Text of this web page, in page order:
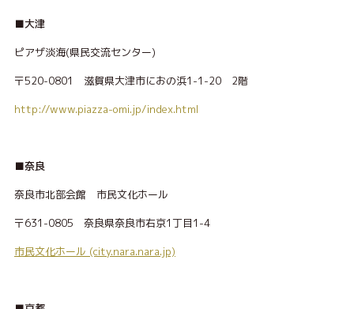
■大津
ピアザ淡海(県民交流センター)
〒520-0801 滋賀県大津市におの浜1-1-20 2階
http://www.piazza-omi.jp/index.html
■奈良
奈良市北部会館 市民文化ホール
〒631-0805 奈良県奈良市右京1丁目1-4
市民文化ホール (city.nara.nara.jp)